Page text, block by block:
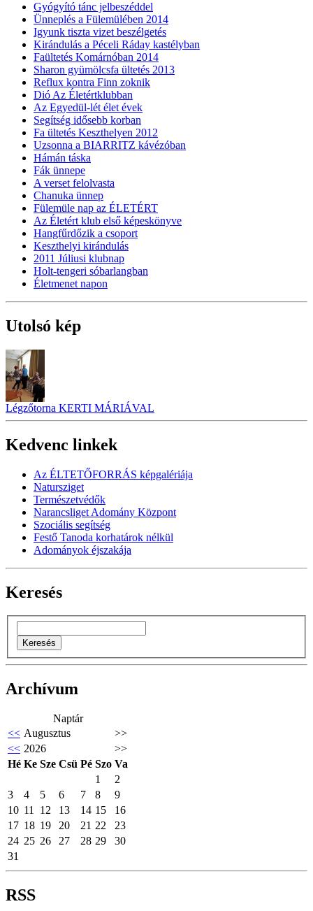
Gyógyító tánc jelbeszéddel
Ünneplés a Fülemülében 2014
Igyunk tiszta vizet beszélgetés
Kirándulás a Péceli Ráday kastélyban
Faültetés Komárnóban 2014
Sharon gyümölcsfa ültetés 2013
Reflux kontra Finn zoknik
Dió Az Életértklubban
Az Egyedül-lét élet évek
Segítség idősebb korban
Fa ültetés Keszthelyen 2012
Uzsonna a BIARRITZ kávézóban
Hámán táska
Fák ünnepe
A verset felolvasta
Chanuka ünnep
Fülemüle nap az ÉLETÉRT
Az Életért klub első képeskönyve
Hangfűrdőzik a csoport
Keszthelyi kirándulás
2011 Júliusi klubnap
Holt-tengeri sóbarlangban
Életmenet napon
Utolsó kép
Légzőtorna KERTI MÁRIÁVAL
Kedvenc linkek
Az ÉLTETŐFORRÁS képgalériája
Natursziget
Természetvédők
Narancsliget Adomány Központ
Szociális segítség
Festő Tanoda korhatárok nélkül
Adományok éjszakája
Keresés
Archívum
Naptár
<< Augusztus
>>
<< 2026
>>
Hé Ke Sze Csü Pé Szo Va
1
2
3
4 5 6 7 8
9
10 11 12 13 14 15
16
17 18 19 20 21 22
23
24 25 26 27 28 29
30
31
RSS